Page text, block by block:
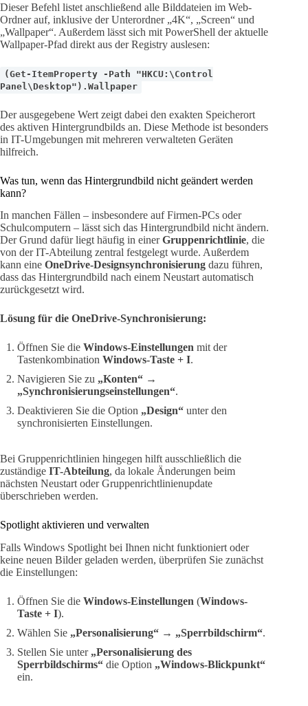
Dieser Befehl listet anschließend alle Bilddateien im Web-
Ordner auf, inklusive der Unterordner „4K“, „Screen“ und
„Wallpaper“. Außerdem lässt sich mit PowerShell der aktuelle
Wallpaper-Pfad direkt aus der Registry auslesen:
(Get-ItemProperty -Path "HKCU:\Control
Panel\Desktop").Wallpaper
Der ausgegebene Wert zeigt dabei den exakten Speicherort
des aktiven Hintergrundbilds an. Diese Methode ist besonders
in IT-Umgebungen mit mehreren verwalteten Geräten
hilfreich.
Was tun, wenn das Hintergrundbild nicht geändert werden
kann?
In manchen Fällen – insbesondere auf Firmen-PCs oder
Schulcomputern – lässt sich das Hintergrundbild nicht ändern.
Der Grund dafür liegt häufig in einerGruppenrichtlinie, die
von der IT-Abteilung zentral festgelegt wurde. Außerdem
kann eine OneDrive-Designsynchronisierung dazu führen,
dass das Hintergrundbild nach einem Neustart automatisch
zurückgesetzt wird.
Lösung für die OneDrive-Synchronisierung:
Öffnen Sie die Windows-Einstellungen mit der
Tastenkombination Windows-Taste + I.
Navigieren Sie zu „Konten“ →
„Synchronisierungseinstellungen“.
Deaktivieren Sie die Option „Design“ unter den
synchronisierten Einstellungen.
Bei Gruppenrichtlinien hingegen hilft ausschließlich die
zuständige IT-Abteilung, da lokale Änderungen beim
nächsten Neustart oder Gruppenrichtlinienupdate
überschrieben werden.
Spotlight aktivieren und verwalten
Falls Windows Spotlight bei Ihnen nicht funktioniert oder
keine neuen Bilder geladen werden, überprüfen Sie zunächst
die Einstellungen:
Öffnen Sie die Windows-Einstellungen (Windows-
Taste + I).
Wählen Sie „Personalisierung“ → „Sperrbildschirm“.
Stellen Sie unter „Personalisierung des
Sperrbildschirms“ die Option „Windows-Blickpunkt“
ein.